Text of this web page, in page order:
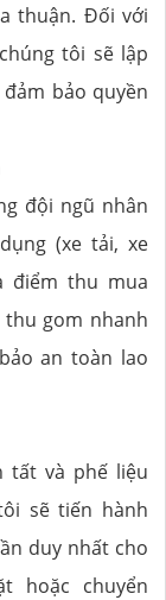
thuận. Đối với
tôi sẽ lập
bảo quyền
đội ngũ nhân
(xe tải, xe
điểm thu mua
gom nhanh
an toàn lao
tất và phế liệu
sẽ tiến hành
duy nhất cho
hoặc chuyển